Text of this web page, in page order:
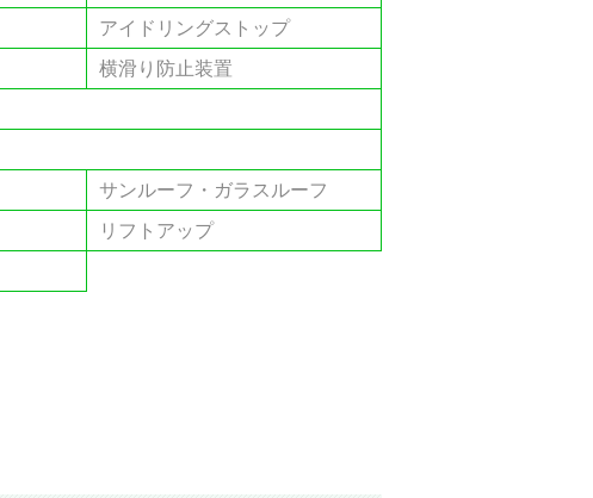
アイドリングストップ
横滑り防止装置
サンルーフ・ガラスルーフ
リフトアップ